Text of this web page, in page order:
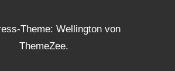
Theme: Wellington von
ThemeZee.